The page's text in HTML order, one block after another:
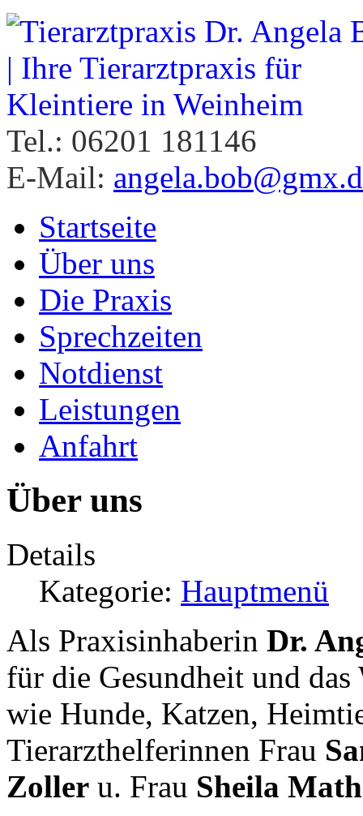
Tel.: 06201 181146
E-Mail:
Startseite
Über uns
Die Praxis
Sprechzeiten
Notdienst
Leistungen
Anfahrt
Über uns
Details
Kategorie: Hauptmenü
Als Praxisinhaberin Dr.
für die Gesundheit und das
wie Hunde, Katzen,
Tierarzthelferinnen Frau
Zoller u. Frau Sheila Math